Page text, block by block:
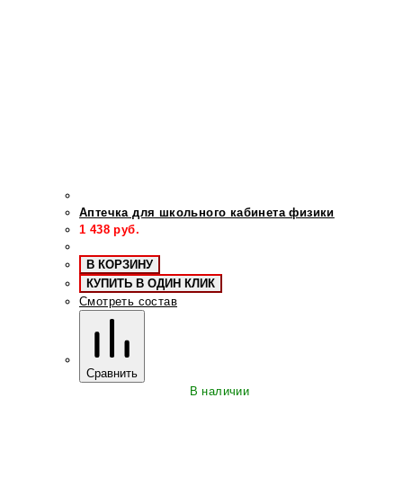
Аптечка для школьного кабинета физики
1 438 руб.
В КОРЗИНУ
КУПИТЬ В ОДИН КЛИК
Смотреть состав
Сравнить
В наличии